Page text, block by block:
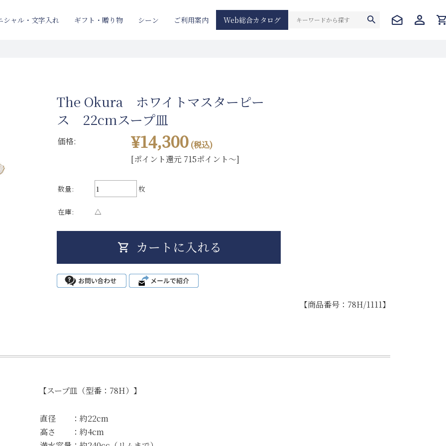
シャル・文字入れ ギフト・贈り物 シーン ご利用案内 Web総合カタログ
The Okura ホワイトマスターピー
ス 22cmスープ皿
価格: ¥14,300 (税込)
[ポイント還元 715ポイント～]
数量: 枚
在庫: △
【商品番号：78H/1111】
【スープ皿（型番：78H）】
直径 ：約22cm
高さ ：約4cm